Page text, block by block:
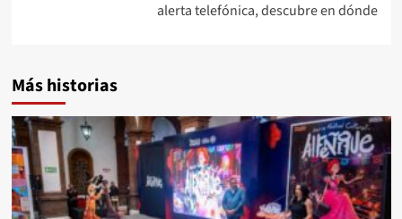
alerta telefónica, descubre en dónde
Más historias